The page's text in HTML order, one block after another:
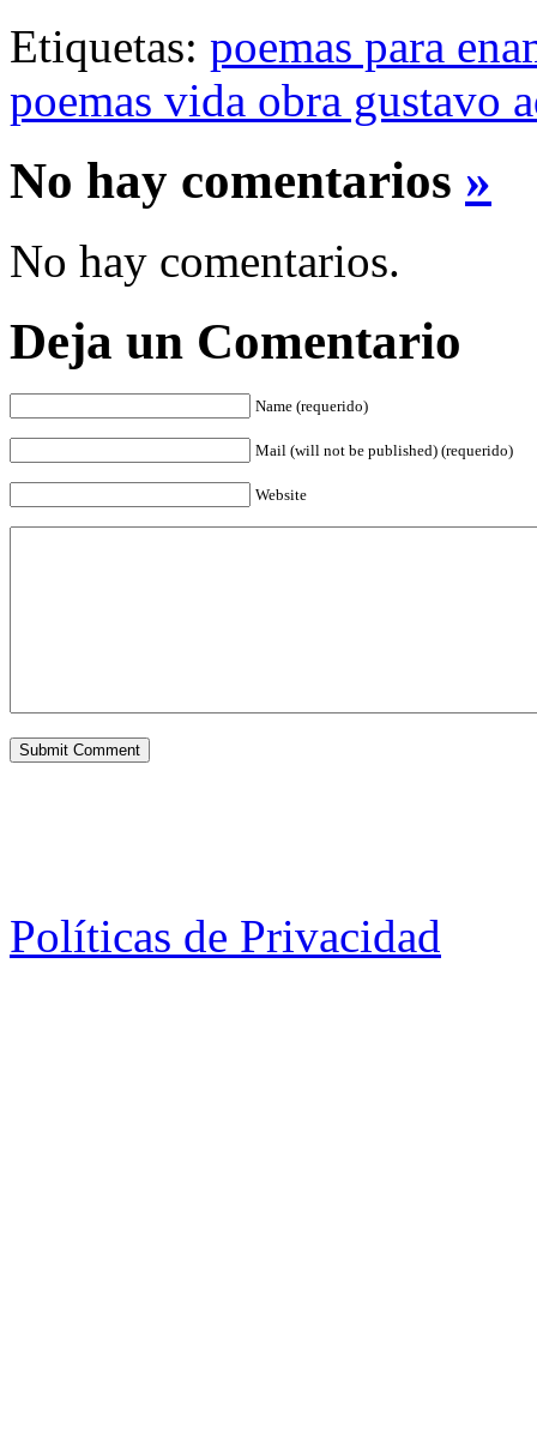
Etiquetas: poemas para
poemas vida obra gustavo
No hay comentarios »
No hay comentarios.
Deja un Comentario
Name (requerido)
Mail (will not be published) (requerido)
Website
Políticas de Privacidad